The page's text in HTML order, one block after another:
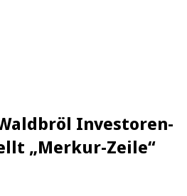
Investoren-
„Merkur-Zeile“